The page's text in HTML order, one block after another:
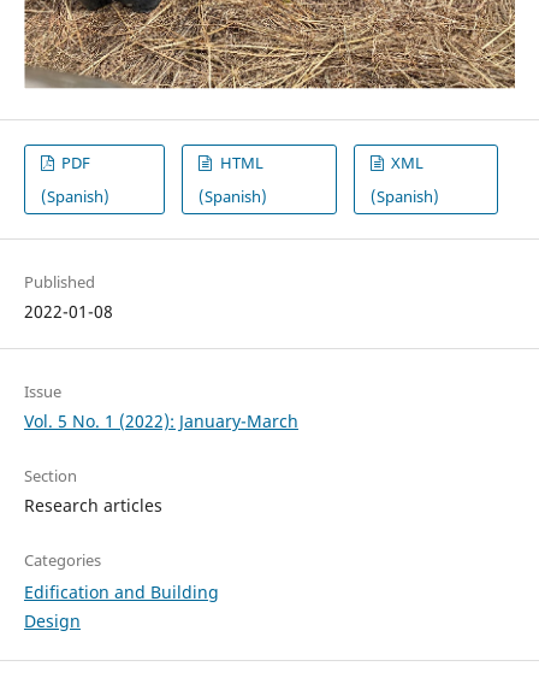
PDF
(Spanish)
HTML
(Spanish)
XML
(Spanish)
Published
2022-01-08
Issue
Vol. 5 No. 1 (2022): January-March
Section
Research articles
Categories
Edification and Building
Design